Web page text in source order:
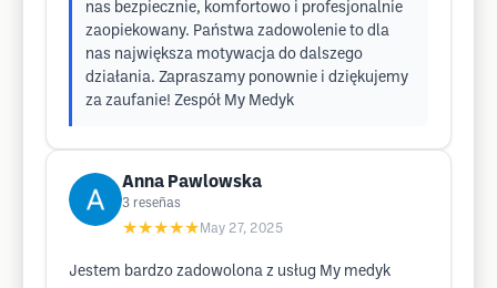
nas bezpiecznie, komfortowo i profesjonalnie
zaopiekowany. Państwa zadowolenie to dla
nas największa motywacja do dalszego
działania. Zapraszamy ponownie i dziękujemy
za zaufanie! Zespół My Medyk
Anna Pawlowska
3 reseñas
★★★★★ May 27, 2025
Jestem bardzo zadowolona z usług My medyk